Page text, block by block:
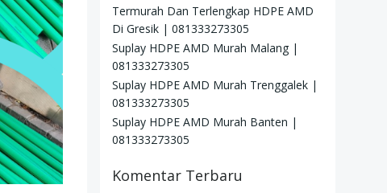
Termurah Dan Terlengkap HDPE AMD
Di Gresik | 081333273305
Suplay HDPE AMD Murah Malang |
081333273305
Suplay HDPE AMD Murah Trenggalek |
081333273305
Suplay HDPE AMD Murah Banten |
081333273305
Komentar Terbaru